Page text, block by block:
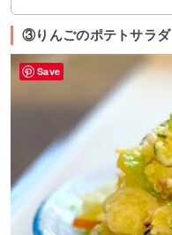
③りんごのポテトサラダ
Save